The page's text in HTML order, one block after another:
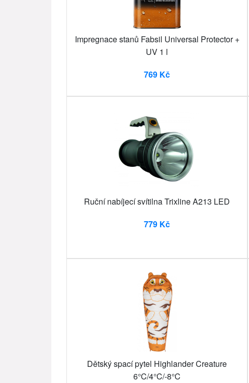
Impregnace stanů Fabsil Universal Protector +
UV 1 l
769 Kč
Ruční nabíjecí svítilna Trixline A213 LED
779 Kč
Dětský spací pytel Highlander Creature
6°C/4°C/-8°C